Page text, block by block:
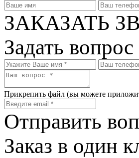
ЗАКАЗАТЬ
Задать вопрос
Прикрепить файл (вы можете
Отправить
Заказ в один